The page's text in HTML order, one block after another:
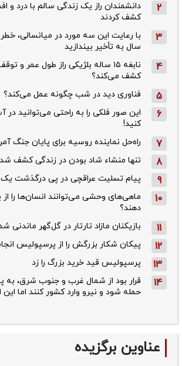
2
دانشمندان راز یک زندگی سالم با درد و
کشف کردند
3
سال به تأخیر بیندازید
4
نابغه ۱۵ ساله بلژیکی راز طول عمر و
کشف می‌کند؟
5 فناوری دید در شب چگونه عمل می‌کند؟
6
این صور فلکی را به راحتی می‌توانید
کنید!
7 راه‌حل نماینده روسیه برای پایان جنگ
8 تنها منشاء شاد بودن در زندگی کشف شد
9 پیام تسلیت عراقچی در پی درگذشت یک
10
ماهی‌های وحشی می‌توانند انسان‌ها را
دهند؟
11 بازیکنان مازاد تارتار در گل‌گهر ماندنی
12 پیکان شکار بزرگش را از پرسپولیس
13 پرسپولیس قید خرید بزرگ را زد
14
قرار بود از شمال ‌غرب و جنوب‌ شرق، به
حمله شود و نیرو وارد کشور کنند اما این
عناوین برگزیده